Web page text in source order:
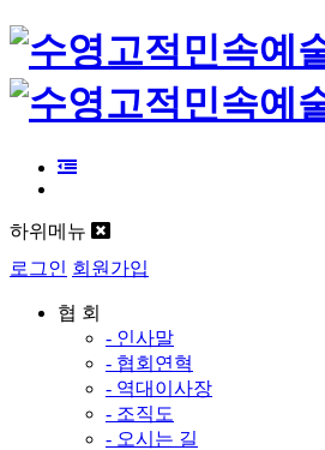
하위메뉴
로그인 회원가입
협 회
- 인사말
- 협회연혁
- 역대이사장
- 조직도
- 오시는 길